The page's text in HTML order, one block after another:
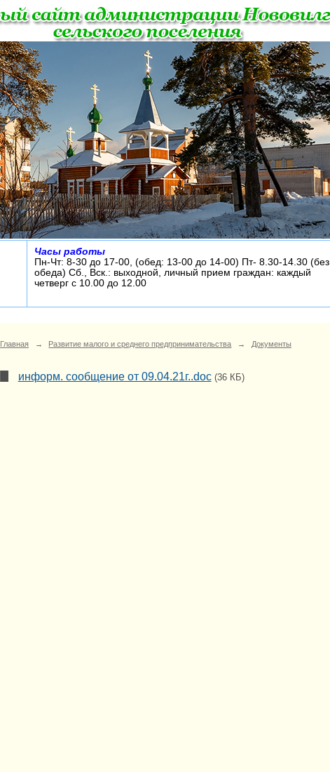
Часы работы
Пн-Чт: 8-30 до 17-00, (обед: 13-00 до 14-00) Пт- 8.30-14.30 (без
обеда) Сб., Вск.: выходной, личный прием граждан: каждый
четверг с 10.00 до 12.00
Главная → Развитие малого и среднего предпринимательства → Документы
информ. сообщение от 09.04.21г..doc (36 КБ)